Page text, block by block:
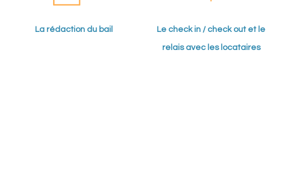
La rédaction du bail Le check in / check out et le
relais avec les locataires